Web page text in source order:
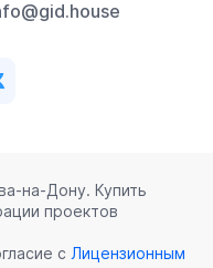
Купить
проектов
с Лицензионным